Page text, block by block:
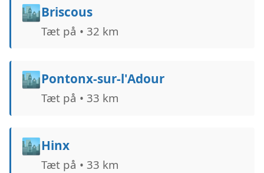
🏙️Briscous
Tæt på • 32 km
🏙️Pontonx-sur-l'Adour
Tæt på • 33 km
🏙️Hinx
Tæt på • 33 km